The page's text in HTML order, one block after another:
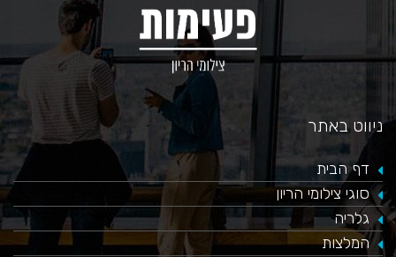
ניווט באתר
דף הבית
סוגי צילומי הריון
גלריה
המלצות